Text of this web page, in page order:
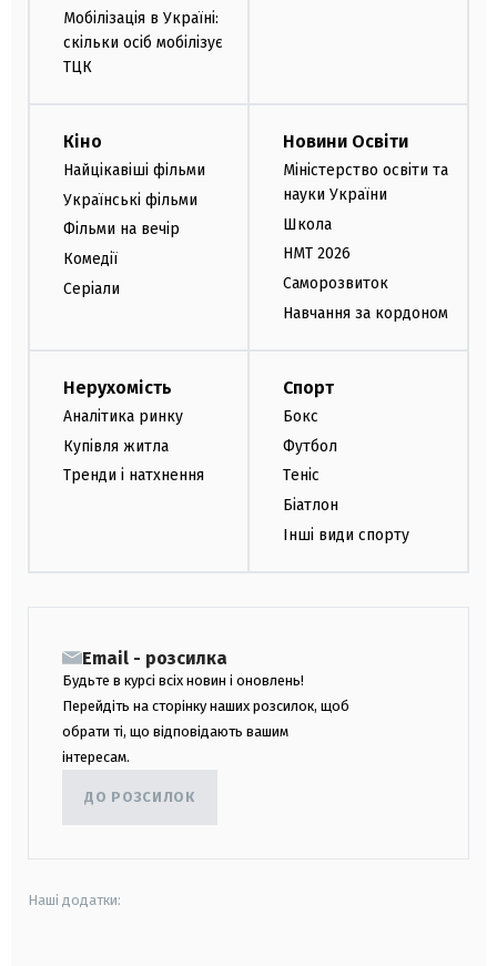
Мобілізація в Україні:
скільки осіб мобілізує
ТЦК
Кіно
Найцікавіші фільми
Українські фільми
Фільми на вечір
Комедії
Серіали
Новини Освіти
Міністерство освіти та
науки України
Школа
НМТ 2026
Саморозвиток
Навчання за кордоном
Нерухомість
Аналітика ринку
Купівля житла
Тренди і натхнення
Спорт
Бокс
Футбол
Теніс
Біатлон
Інші види спорту
Email - розсилка
Будьте в курсі всіх новин і оновлень!
Перейдіть на сторінку наших розсилок, щоб
обрати ті, що відповідають вашим
інтересам.
ДО РОЗСИЛОК
Наші додатки: